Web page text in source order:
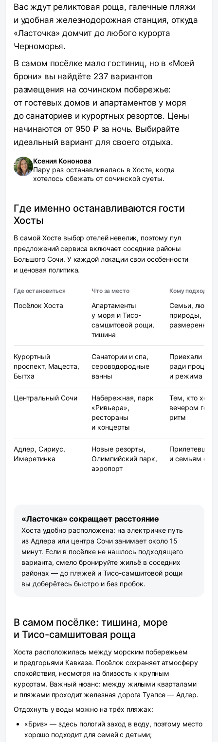
Вас ждут реликтовая роща, галечные пляжи
и удобная железнодорожная станция, откуда
«Ласточка» домчит до любого курорта
Черноморья.
В самом посёлке мало гостиниц, но в «Моей
брони» вы найдёте 237 вариантов
размещения на сочинском побережье:
от гостевых домов и апартаментов у моря
до санаториев и курортных резортов. Цены
начинаются от 950 ₽ за ночь. Выбирайте
идеальный вариант для своего отдыха.
Ксения Кононова
Пару раз останавливалась в Хосте, когда
хотелось сбежать от сочинской суеты.
Где именно останавливаются гости
Хосты
В самой Хосте выбор отелей невелик, поэтому пул
предложений сервиса включает соседние районы
Большого Сочи. У каждой локации свои особенности
и ценовая политика.
Где остановиться Что за место Кому подходит
Посёлок Хоста
Апартаменты
у моря и Тисо-
самшитовой рощи,
тишина
Семьи,
природы,
размеренный
Курортный
проспект, Мацеста,
Бытха
Санатории и спа,
сероводородные
ванны
Приехали
ради
и режима
Центральный Сочи
Набережная, парк
«Ривьера»,
рестораны
и концерты
Тем, кто хочет
вечером
ритм
Адлер, Сириус,
Имеретинка
Новые резорты,
Олимпийский парк,
аэропорт
Прилетевшим
и семьям с
«Ласточка» сокращает расстояние
Хоста удобно расположена: на электричке путь
из Адлера или центра Сочи занимает около 15
минут. Если в посёлке не нашлось подходящего
варианта, смело бронируйте жильё в соседних
районах — до пляжей и Тисо-самшитовой рощи
вы доберётесь быстро и без пробок.
В самом посёлке: тишина, море
и Тисо-самшитовая роща
Хоста расположилась между морским побережьем
и предгорьями Кавказа. Посёлок сохраняет атмосферу
спокойствия, несмотря на близость к крупным
курортам. Важный нюанс: между жилыми кварталами
и пляжами проходит железная дорога Туапсе — Адлер.
Отдохнуть у воды можно на трёх пляжах:
«Бриз» — здесь пологий заход в воду, поэтому место
хорошо подходит для семей с детьми;